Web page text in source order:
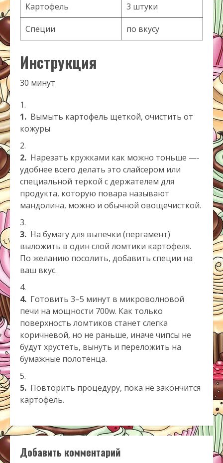
Картофель 3 штуки
Специи по вкусу
Инструкция
30 минут
1. Вымыть картофель щеткой, очистить от
кожуры
2. Нарезать кружками как можно тоньше —-
удобнее всего делать это слайсером или
специальной теркой с держателем для
продукта, которую повара называют
мандолина, можно и обычной овощечисткой.
3. На бумагу для выпечки (пергамент)
выложить в один слой ломтики картофеля.
По желанию посолить, добавить специи на
ваш вкус.
4. Готовить 3–5 минут в микроволновой
печи на мощности 700w. Как только
поверхность ломтиков станет слегка
коричневой, но не раньше, иначе чипсы не
будут хрустеть, вынуть и переложить на
бумажные полотенца.
5. Повторить процедуру, пока не закончится
картофель.
Добавить комментарий